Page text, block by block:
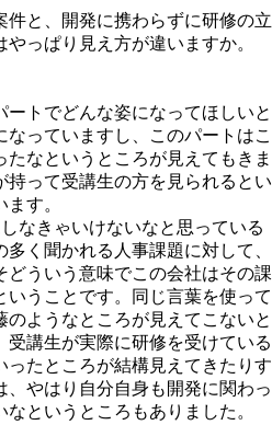
件と、開発に携わらずに研修の立
っぱり見え方が違いますか。
ートでどんな姿になってほしいと
っていますし、このパートはこ
なというところが見えてもきま
って受講生の方を見られるとい
す。
なきゃいけないなと思っている
く聞かれる人事課題に対して、
どういう意味でこの会社はその課
いうことです。同じ言葉を使って
ようなところが見えてこないと
受講生が実際に研修を受けている
たところが結構見えてきたりす
、やはり自分自身も開発に関わっ
というところもありました。